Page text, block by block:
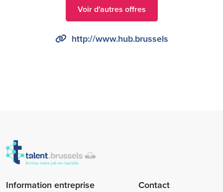
Voir d'autres offres
http://www.hub.brussels
Information entreprise
Contact